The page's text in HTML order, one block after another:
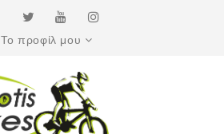
Το προφίλ μου